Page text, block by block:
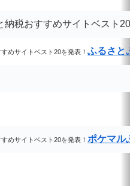
ふるさと
ポケマル